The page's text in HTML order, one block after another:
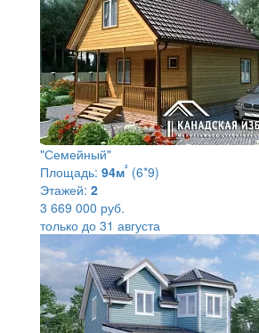
"Семейный"
Площадь: 94м² (6*9)
Этажей: 2
3 669 000 руб.
только до 31 августа